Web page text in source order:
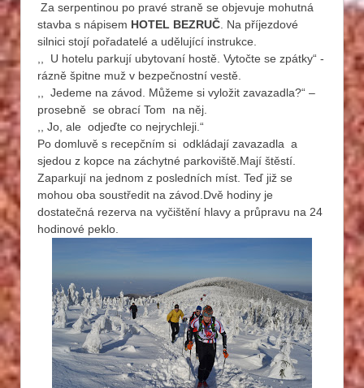
Za serpentinou po pravé straně se objevuje mohutná
stavba s nápisem HOTEL BEZRUČ . Na příjezdové
silnici stojí pořadatelé a udělující instrukce.
,, U hotelu parkují ubytovaní hostě. Vytočte se zpátky“ -
rázně špitne muž v bezpečnostní vestě.
,, Jedeme na závod. Můžeme si vyložit zavazadla?“ –
prosebně se obrací Tom na něj.
,, Jo, ale odjeďte co nejrychleji.“
Po domluvě s recepčním si odkládají zavazadla a
sjedou z kopce na záchytné parkoviště.Mají štěstí.
Zaparkují na jednom z posledních míst. Teď již se
mohou oba soustředit na závod.Dvě hodiny je
dostatečná rezerva na vyčištění hlavy a průpravu na 24
hodinové peklo.